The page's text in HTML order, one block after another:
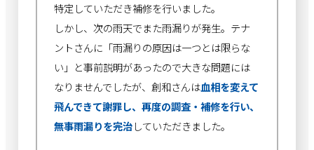
特定していただき補修を行いました。
しかし、次の雨天でまた雨漏りが発生。テナ
ントさんに「雨漏りの原因は一つとは限らな
い」と事前説明があったので大きな問題には
なりませんでしたが、創和さんは血相を変えて
飛んできて謝罪し、再度の調査・補修を行い、
無事雨漏りを完治していただきました。